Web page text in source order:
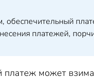
обеспечительный
платежей,
платеж может